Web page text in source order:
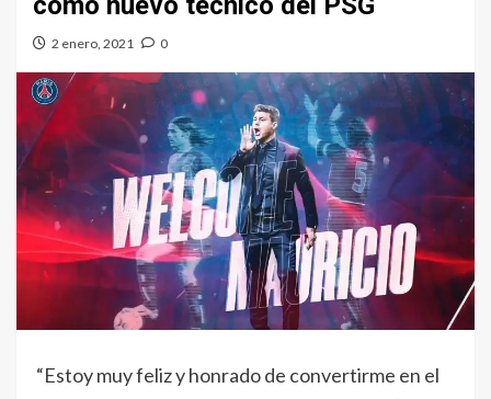
2 enero, 2021 0
“Estoy muy feliz y honrado de convertirme en el